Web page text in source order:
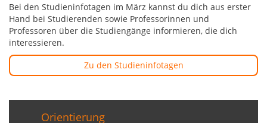
Bei den Studieninfotagen im März kannst du dich aus erster
Hand bei Studierenden sowie Professorinnen und
Professoren über die Studiengänge informieren, die dich
interessieren.
Zu den Studieninfotagen
Orientierung